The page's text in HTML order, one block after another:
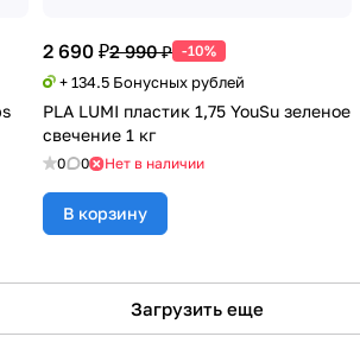
2 690 ₽2 990 ₽ -10%
+ 134.5 Бонусных рублей
PLA LUMI пластик 1,75 YouSu зеленое
свечение 1 кг
0 0 Нет в наличии
В корзину
Загрузить еще